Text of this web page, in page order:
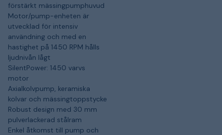
förstärkt mässingpumphuvud
Motor/pump-enheten är
utvecklad för intensiv
användning och med en
hastighet på 1450 RPM hålls
ljudnivån lågt
SilentPower: 1450 varvs
motor
Axialkolvpump, keramiska
kolvar och mässingtoppstycke
Robust design med 30 mm
pulverlackerad stålram
Enkel åtkomst till pump och